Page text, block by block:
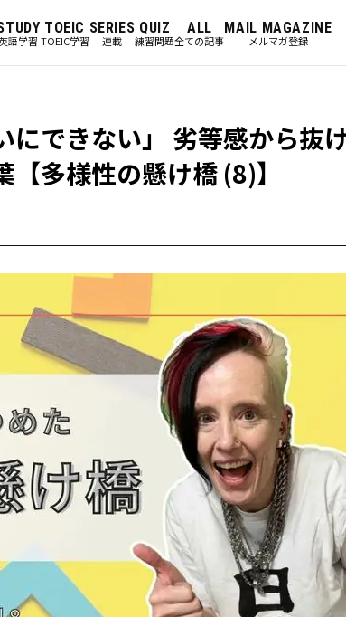
語学習
TOEIC
TOEIC学習
SERIES
連載
QUIZ
練習問題
ALL
全ての記事
MAIL MAGAZINE
メルマガ登録
できない」―― 劣等感から抜
多様性の懸け橋 (8)】